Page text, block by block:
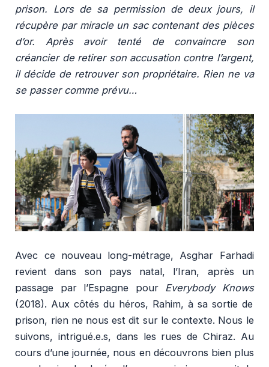
prison. Lors de sa permission de deux jours, il
récupère par miracle un sac contenant des pièces
d’or. Après avoir tenté de convaincre son
créancier de retirer son accusation contre l’argent,
il décide de retrouver son propriétaire. Rien ne va
se passer comme prévu…
Avec ce nouveau long-métrage, Asghar Farhadi
revient dans son pays natal, l’Iran, après un
passage par l’Espagne pour Everybody Knows
(2018). Aux côtés du héros, Rahim, à sa sortie de
prison, rien ne nous est dit sur le contexte. Nous le
suivons, intrigué.e.s, dans les rues de Chiraz. Au
cours d’une journée, nous en découvrons bien plus